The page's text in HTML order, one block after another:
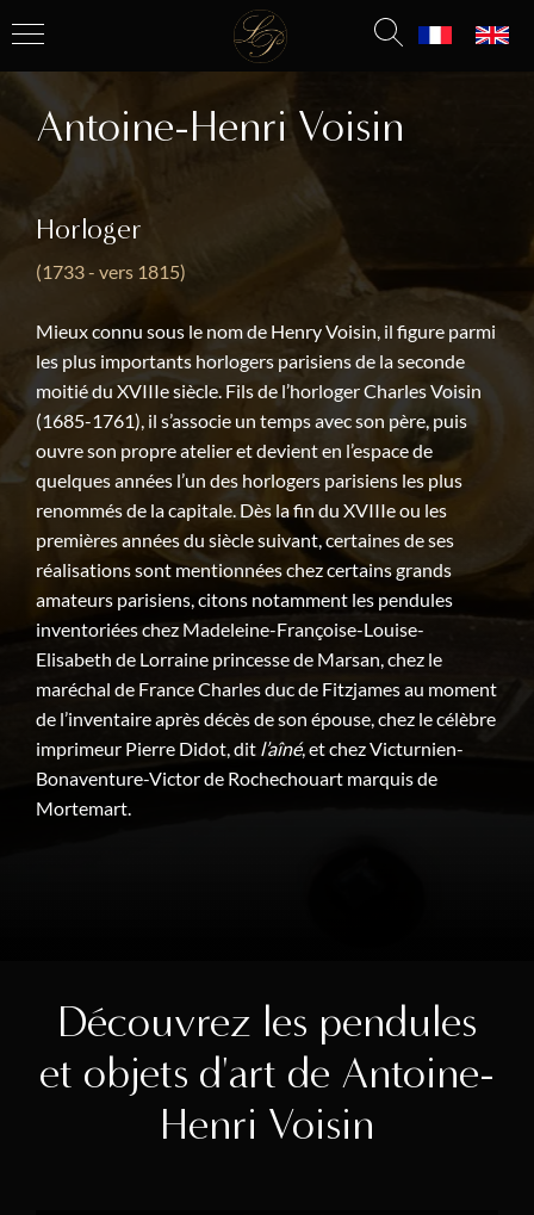
Antoine-Henri Voisin
Horloger
(1733 - vers 1815)
Mieux connu sous le nom de Henry Voisin, il figure parmi
les plus importants horlogers parisiens de la seconde
moitié du XVIIIe siècle. Fils de l’horloger Charles Voisin
(1685-1761), il s’associe un temps avec son père, puis
ouvre son propre atelier et devient en l’espace de
quelques années l’un des horlogers parisiens les plus
renommés de la capitale. Dès la fin du XVIIIe ou les
premières années du siècle suivant, certaines de ses
réalisations sont mentionnées chez certains grands
amateurs parisiens, citons notamment les pendules
inventoriées chez Madeleine-Françoise-Louise-
Elisabeth de Lorraine princesse de Marsan, chez le
maréchal de France Charles duc de Fitzjames au moment
de l’inventaire après décès de son épouse, chez le célèbre
imprimeur Pierre Didot, dit l’aîné, et chez Victurnien-
Bonaventure-Victor de Rochechouart marquis de
Mortemart.
Découvrez les pendules
et objets d'art de Antoine-
Henri Voisin